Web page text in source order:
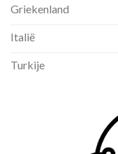
Griekenland
Italië
Turkije